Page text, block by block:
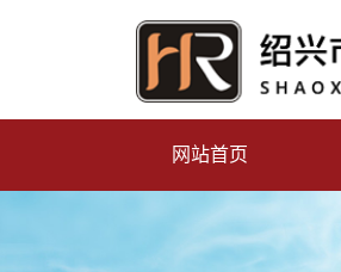
网站首页